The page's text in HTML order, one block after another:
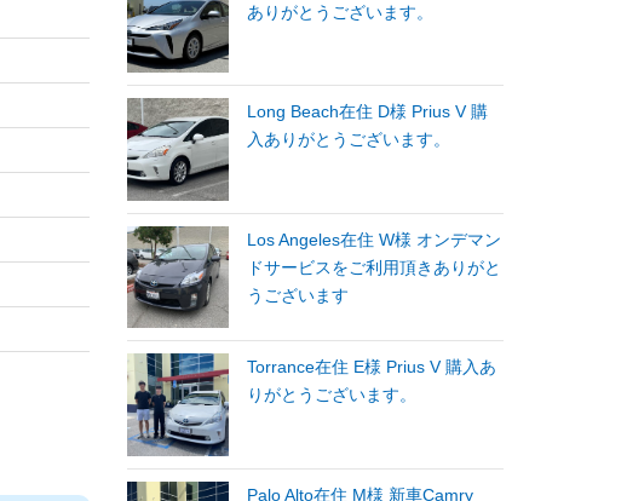
ありがとうございます。
Long Beach在住 D様 Prius V 購
入ありがとうございます。
Los Angeles在住 W様 オンデマン
ドサービスをご利用頂きありがと
うございます
Torrance在住 E様 Prius V 購入あ
りがとうございます。
Palo Alto在住 M様 新車Camry